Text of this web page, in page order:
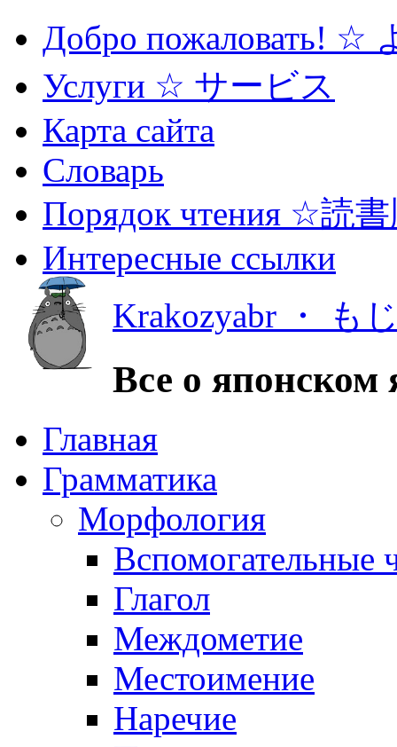
Добро пожаловать! ☆
Услуги ☆ サービス
Карта сайта
Словарь
Порядок чтения ☆読
Интересные ссылки
Krakozyabr ・ も
Все о японском
Главная
Грамматика
Морфология
Вспомогательные
Глагол
Междометие
Местоимение
Наречие